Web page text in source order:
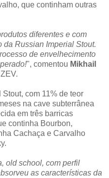
que continham outras
diferentes e com
da Russian Imperial Stout.
de envelhecimento
", comentou Mikhail
com 11% de teor
na cave subterrânea
em três barricas
continha Bourbon,
Cachaça e Carvalho
old school, com perfil
as características da